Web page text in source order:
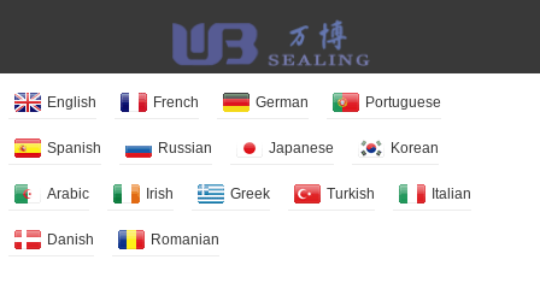
English French German Portuguese
Spanish Russian Japanese Korean
Arabic Irish Greek Turkish Italian
Danish Romanian